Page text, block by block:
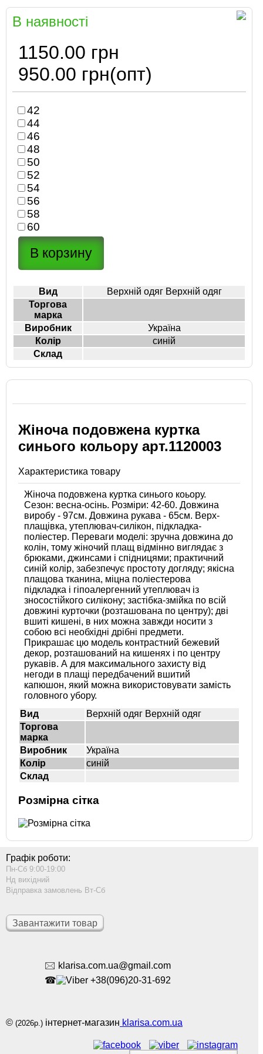
В наявності
1150.00 грн
950.00 грн(опт)
42
44
46
48
50
52
54
56
58
60
Вид
Верхній одяг Верхній одяг
Торгова
марка
Виробник
Україна
Колір
синій
Склад
Жіноча подовжена куртка
синього кольору арт.1120003
Характеристика товару
Жіноча подовжена куртка синього коьору.
Сезон: весна-осінь. Розміри: 42-60. Довжина
виробу - 97см. Довжина рукава - 65см. Верх-
плащівка, утеплювач-силікон, підкладка-
поліестер. Переваги моделі: зручна довжина до
колін, тому жіночий плащ відмінно виглядає з
брюками, джинсами і спідницями; практичний
синій колір, забезпечує простоту догляду; якісна
плащова тканина, міцна поліестерова
підкладка і гіпоалергенний утеплювач із
зносостійкого силікону; застібка-змійка по всій
довжині курточки (розташована по центру); дві
вшиті кишені, в них можна завжди носити з
собою всі необхідні дрібні предмети.
Прикрашає цю модель контрастний бежевий
декор, розташований на кишенях і по центру
рукавів. А для максимального захисту від
негоди в плащі передбачений вшитий
капюшон, який можна використовувати замість
головного убору.
Вид
Верхній одяг Верхній одяг
Торгова
марка
Виробник
Україна
Колір
синій
Склад
Розмірна сітка
Графік роботи:
Пн-Сб 9:00-19:00
Нд вихідний
Відправка замовлень Вт-Сб
Завантажити товар
🖂 klarisa.com.ua@gmail.com
☎
+38(096)20-31-692
© (2026р.) інтернет-магазин klarisa.com.ua